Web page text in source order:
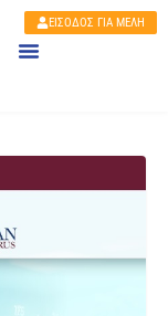
ΕΙΣΟΔΟΣ ΓΙΑ ΜΕΛΗ